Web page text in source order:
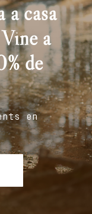
a casa
a
de
en